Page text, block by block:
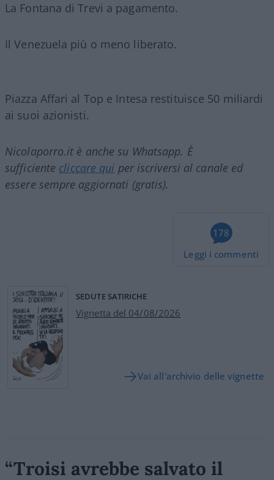
La Fontana di Trevi a pagamento.
Il Venezuela più o meno liberato.
Piazza Affari al Top e Intesa restituisce 50 miliardi
ai suoi azionisti.
Nicolaporro.it è anche su Whatsapp. È
sufficiente cliccare qui per iscriversi al canale ed
essere sempre aggiornati (gratis).
178
Leggi i commenti
SEDUTE SATIRICHE
Vignetta del 04/08/2026
Vai all'archivio delle vignette
“Troisi avrebbe salvato il